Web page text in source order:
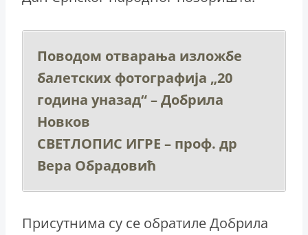
Поводом отварања изложбе
балетских фотографија „20
година уназад“ – Добрила
Новков
СВЕТЛОПИС ИГРЕ – проф. др
Вера Обрадовић
Присутнима су се обратиле Добрила